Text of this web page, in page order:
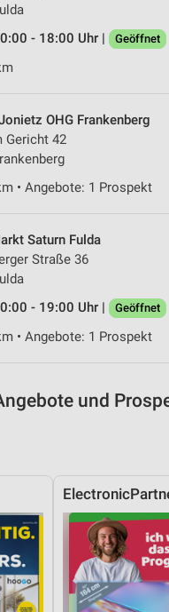
- 18:00 Uhr |
Geöffnet
OHG Frankenberg
Gericht 42
• Angebote: 1 Prospekt
Saturn Fulda
Straße 36
- 19:00 Uhr |
Geöffnet
• Angebote: 1 Prospekt
und
zur Personalisierung
zur Auswahl
von Inhalten
durch Statistiken oder
der Angebote
angeforderten